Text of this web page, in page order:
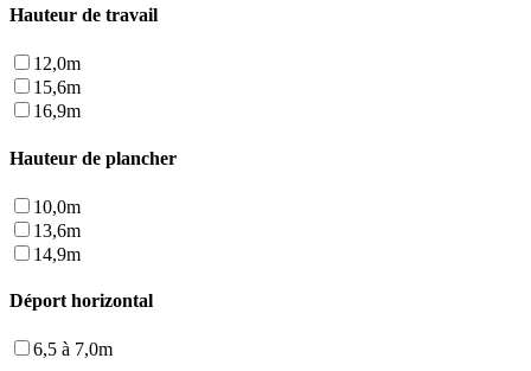
Hauteur de travail
12,0m
15,6m
16,9m
Hauteur de plancher
10,0m
13,6m
14,9m
Déport horizontal
6,5 à 7,0m